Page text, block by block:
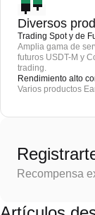
Diversos
Trading Spot y de
Amplia gama de
futuros USDT-M y
trading.
Rendimiento alto
Varios productos
Recompensa